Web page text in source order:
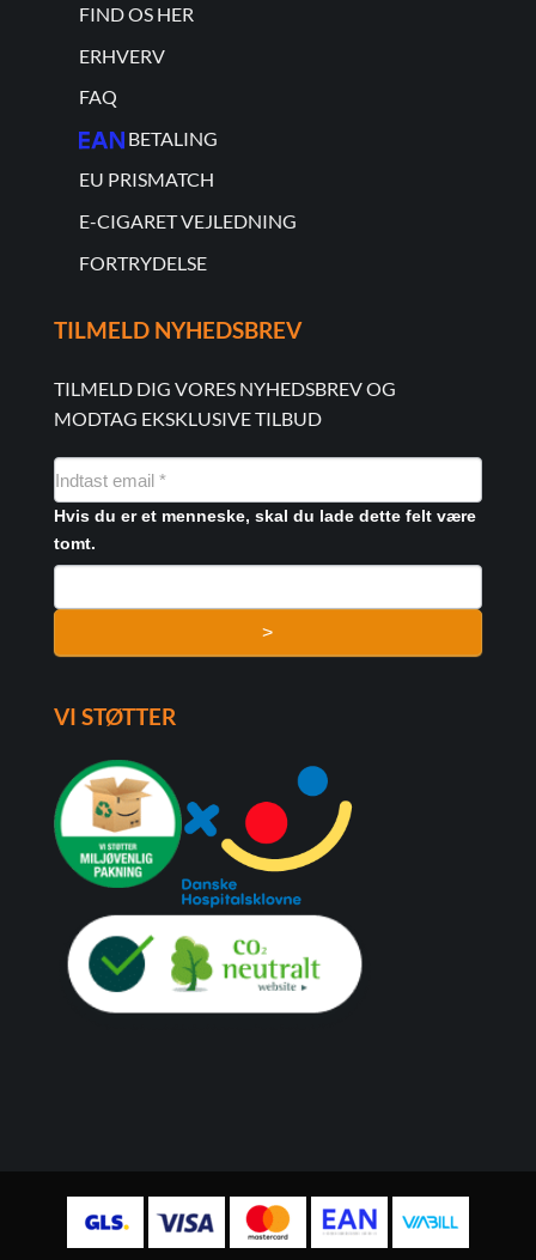
FIND OS HER
ERHVERV
FAQ
BETALING
EU PRISMATCH
E-CIGARET VEJLEDNING
FORTRYDELSE
TILMELD NYHEDSBREV
TILMELD DIG VORES NYHEDSBREV OG
MODTAG EKSKLUSIVE TILBUD
NYHEDSMAIL
FORMULAR
Hvis du er et menneske, skal du lade dette felt være
tomt.
>
VI STØTTER